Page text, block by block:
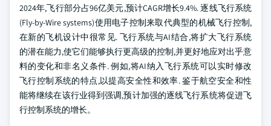
2024年,飞行部分占96亿美元,预计CAGR增长9.4%. 逐线飞行系统
(Fly-by-Wire systems)使用电子控制来取代典型的机械飞行控制,
在新的飞机设计中很常见. 飞行系统与AI结合,将扩大飞行系统
的潜在能力,使它们能够执行更高级的控制,并更好地应对出乎意
料的变化和非名义条件. 例如,将AI纳入飞行系统可以实时修改
飞行控制系统的特点,以提高安全性和效率. 鉴于航空安全和性
能将继续在该行业得到强调,预计加强的逐线飞行系统将促进飞
行控制系统的增长。